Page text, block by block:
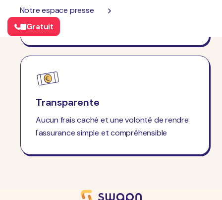
Notre espace presse
Gratuit
Un conseiller dédié disponible par tous les
canaux (mail, appel, WhatsApp, chat, ...)
Transparente
Aucun frais caché et une volonté de rendre
l'assurance simple et compréhensible